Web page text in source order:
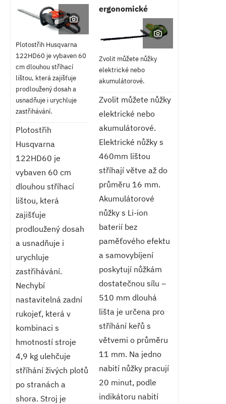
Plotostřih Husqvarna
122HD60 je vybaven 60
cm dlouhou stříhací
lištou, která zajišťuje
prodloužený dosah a
usnadňuje i urychluje
zastřihávání.
Plotostřih
Husqvarna
122HD60 je
vybaven 60 cm
dlouhou stříhací
lištou, která
zajišťuje
prodloužený dosah
a usnadňuje i
urychluje
zastřihávání.
Nechybí
nastavitelná zadní
rukojeť, která v
kombinaci s
hmotností stroje
4,9 kg ulehčuje
stříhání živých plotů
po stranách a
shora. Stroj je
ergonomické
Zvolit můžete nůžky
elektrické nebo
akumulátorové.
Zvolit můžete nůžky
elektrické nebo
akumulátorové.
Elektrické nůžky s
460mm lištou
stříhají větve až do
průměru 16 mm.
Akumulátorové
nůžky s Li-ion
baterií bez
paměťového efektu
a samovybíjení
poskytují nůžkám
dostatečnou sílu –
510 mm dlouhá
lišta je určena pro
stříhání keřů s
větvemi o průměru
11 mm. Na jedno
nabití nůžky pracují
20 minut, podle
indikátoru nabití